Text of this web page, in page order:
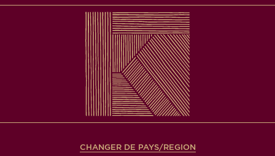
CHANGER DE PAYS/REGION